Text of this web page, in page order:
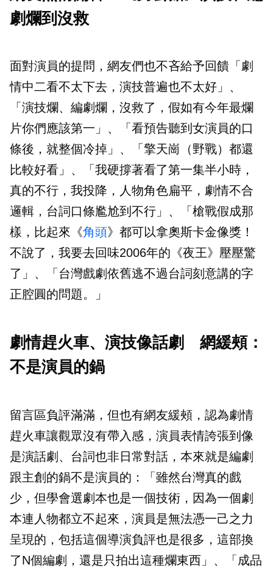
劇爛到沒救
面對演員的提問，網友們也不吝給予回饋「劇
情中二看不太下去，演技普遍也不太好」、
「演技爛、編劇爛，沒救了，假如有今年最爛
片你們應該第一」、「看預告聽到女演員的口
條後，就整個冷掉」、「擎天崗（野戰）都還
比較好看」、「我硬撐著看了第一集半小時，
真的不行，我投降，人物角色扁平，劇情不合
邏輯，台詞口條尷尬到不行」、「槍戰假成那
樣，比起來《角頭》都可以拿奧斯卡金像獎！
不說了，我要去回味2006年的《夜王》壓壓驚
了」、「台灣戲劇依舊逃不過台詞刻意講的字
正腔圓的問題。」
劇情趕火車、演技像話劇 網緩頰：
不是演員的鍋
留言區負評滿滿，但也有網友緩頰，認為劇情
趕火車讓觀眾沒有帶入感，演員表情誇張到像
是演話劇、台詞也非日常對話，本來就是編劇
跟主創的鍋不是演員的：「雖然台灣真的戲
少，但學會選劇本也是一個技術，因為一個劇
本連人物都立不起來，演員是無法憑一己之力
呈現的，包括這個導演負評也是很多，這部換
了N個編劇，還是只拍出這種爛東西」、「成品